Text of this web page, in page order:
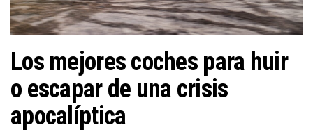
c
ó
Los mejores coches para huir
o escapar de una crisis
apocalíptica